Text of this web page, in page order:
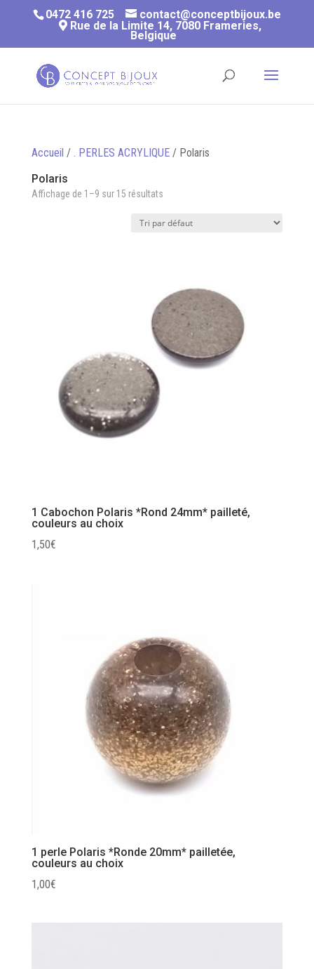
0472 416 725
contact@conceptbijoux.be
Rue de la Limite 14, 7080 Frameries,
Belgique
Accueil / . PERLES ACRYLIQUE/ Polaris
Polaris
Affichage de 1–9 sur 15 résultats
1 Cabochon Polaris *Rond 24mm* pailleté,
couleurs au choix
1,50€
1 perle Polaris *Ronde 20mm* pailletée,
couleurs au choix
1,00€